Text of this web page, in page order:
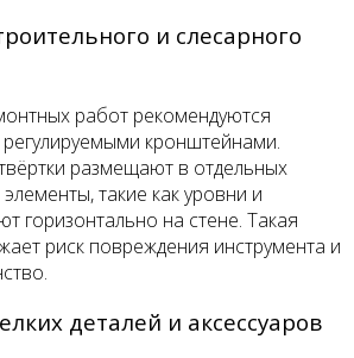
и слесарного
работ рекомендуются
кронштейнами.
размещают в отдельных
такие как уровни и
горизонтально на стене. Такая
риск повреждения инструмента и
деталей и аксессуаров